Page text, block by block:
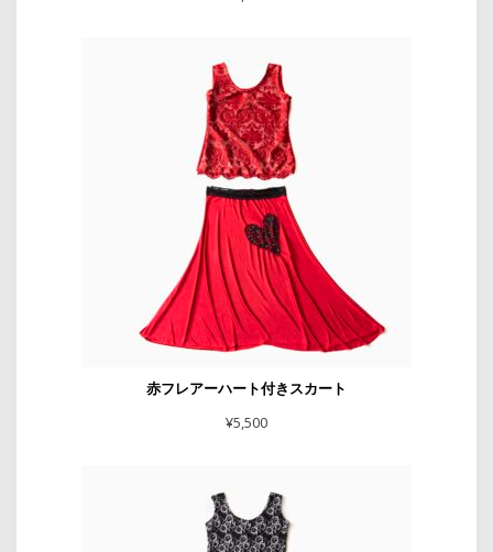
赤フレアーハート付きスカート
¥5,500